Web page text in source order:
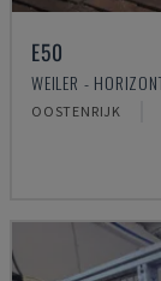
E50
WEILER -
OOSTENRIJK